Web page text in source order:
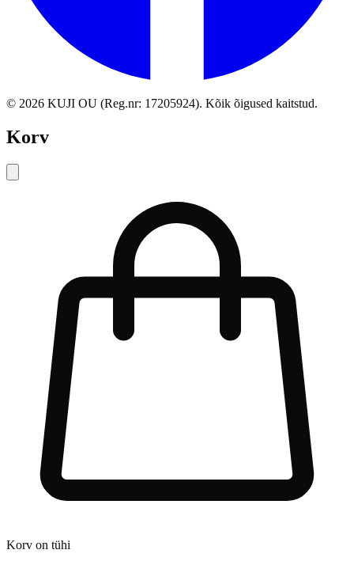
© 2026 KUJI OU (Reg.nr: 17205924). Kõik õigused kaitstud.
Korv
Korv on tühi